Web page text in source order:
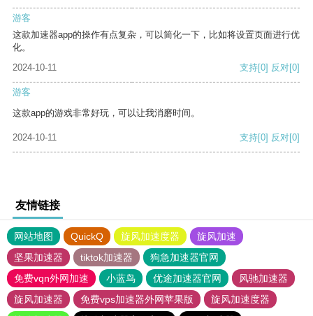
游客
这款加速器app的操作有点复杂，可以简化一下，比如将设置页面进行优
化。
2024-10-11
支持[0] 反对[0]
游客
这款app的游戏非常好玩，可以让我消磨时间。
2024-10-11 支持[0] 反对[0]
友情链接
网站地图 QuickQ 旋风加速度器
旋风加速
坚果加速器
tiktok加速器
狗急加速器官网
免费vqn外网加速
小蓝鸟 优途加速器官网
风驰加速器
旋风加速器
免费vps加速器外网苹果版
旋风加速度器